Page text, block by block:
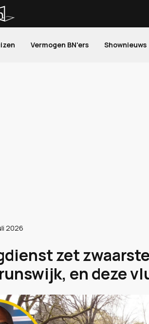
Vermogen BN'ers Shownieuws
2026
zet
en deze